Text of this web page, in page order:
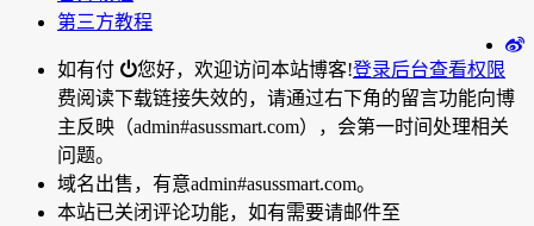
第三方教程
您好，欢迎访问本站博客!登录后台查看权限
如有付
费阅读下载链接失效的，请通过右下角的留言功能向博
主反映（admin#asussmart.com），会第一时间处理相关
问题。
域名出售，有意admin#asussmart.com。
本站已关闭评论功能，如有需要请邮件至